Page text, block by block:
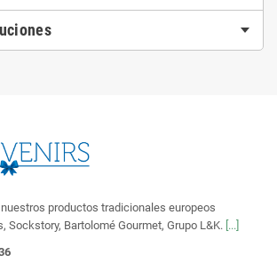
productos tradicionales europeos
Sockstory, Bartolomé Gourmet, Grupo L&K. [...]